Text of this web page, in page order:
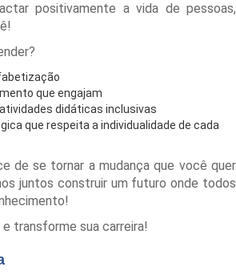
positivamente a vida de pessoas,
que engajam
didáticas inclusivas
que respeita a individualidade de cada
de se tornar a mudança que você quer
juntos construir um futuro onde todos
transforme sua carreira!